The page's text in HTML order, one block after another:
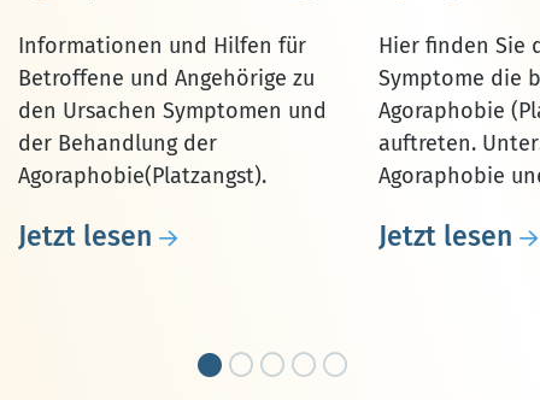
Informationen und Hilfen für
Betroffene und Angehörige zu
den Ursachen Symptomen und
der Behandlung der
Agoraphobie(Platzangst).
Jetzt lesen
Hier finden Sie
Symptome die
Agoraphobie
auftreten.
Agoraphobie
Jetzt lesen